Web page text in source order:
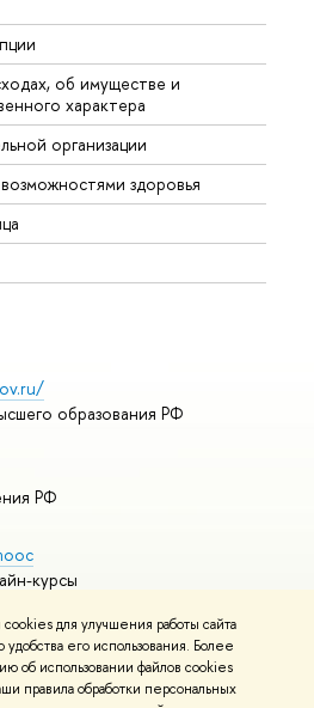
для улучшения работы сайта
его использования. Более
об использовании файлов cookies
правила обработки персональных
об имуществе и
характера
организации
здоровья
образования РФ
РФ
курсы
и контакты